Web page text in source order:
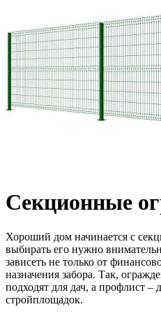
Секционные
Хороший дом начинается с
выбирать его нужно
зависеть не только от
назначения забора. Так,
подходят для дач, а профлист –
стройплощадок.